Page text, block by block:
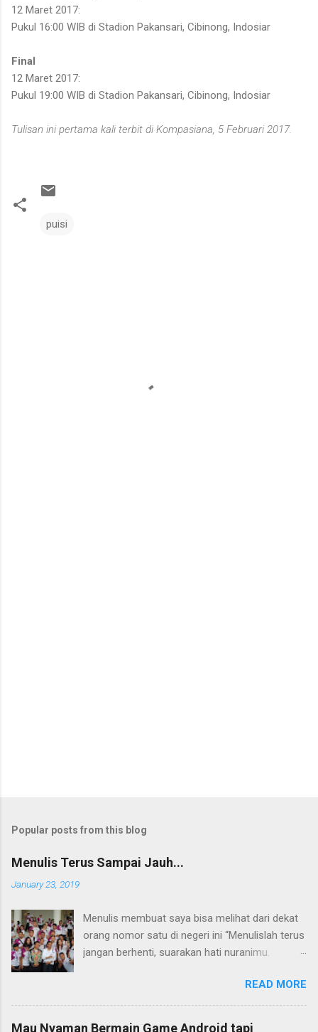
12 Maret 2017:
Pukul 16:00 WIB di Stadion Pakansari, Cibinong, Indosiar
Final
12 Maret 2017:
Pukul 19:00 WIB di Stadion Pakansari, Cibinong, Indosiar
Tulisan ini pertama kali terbit di Kompasiana, 5 Februari 2017.
puisi
Popular posts from this blog
Menulis Terus Sampai Jauh...
January 23, 2019
Menulis membuat saya bisa melihat dari dekat
orang nomor satu di negeri ini “Menulislah terus
jangan berhenti, suarakan hati nuranimu.
membela dirinya sendiri, biarlah tulisanmu itu
mengikuti takdirnya.” (Buya Hamka) Saya baru
mengenal petikan masyur di atas belakangan,
READ MORE
Mau Nyaman Bermain Game Android tapi